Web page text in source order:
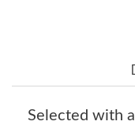
Selected with